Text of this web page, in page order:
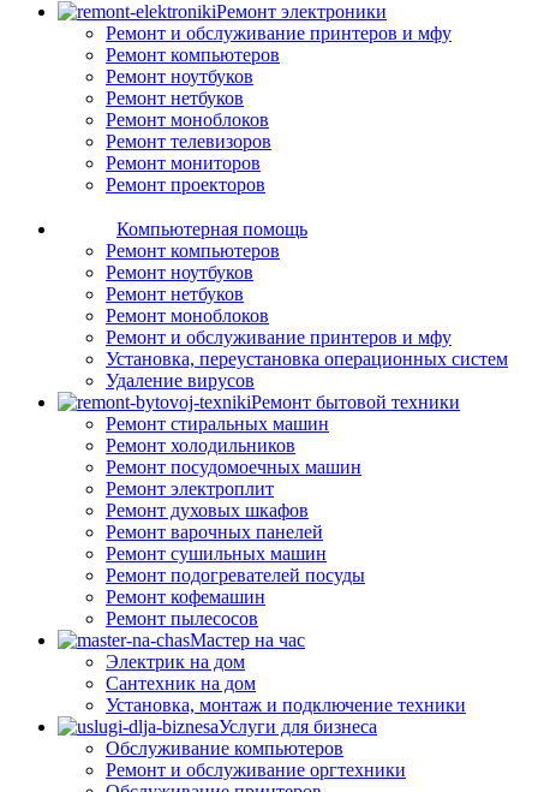
Ремонт электроники
Ремонт и обслуживание принтеров и мфу
Ремонт компьютеров
Ремонт ноутбуков
Ремонт нетбуков
Ремонт моноблоков
Ремонт телевизоров
Ремонт мониторов
Ремонт проекторов
Компьютерная помощь
Ремонт компьютеров
Ремонт ноутбуков
Ремонт нетбуков
Ремонт моноблоков
Ремонт и обслуживание принтеров и мфу
Установка, переустановка операционных систем
Удаление вирусов
Ремонт бытовой техники
Ремонт стиральных машин
Ремонт холодильников
Ремонт посудомоечных машин
Ремонт электроплит
Ремонт духовых шкафов
Ремонт варочных панелей
Ремонт сушильных машин
Ремонт подогревателей посуды
Ремонт кофемашин
Ремонт пылесосов
Мастер на час
Электрик на дом
Сантехник на дом
Установка, монтаж и подключение техники
Услуги для бизнеса
Обслуживание компьютеров
Ремонт и обслуживание оргтехники